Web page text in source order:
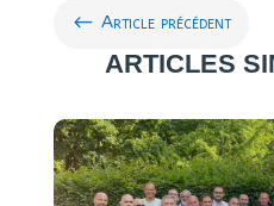
# Article précédent
ARTICLES